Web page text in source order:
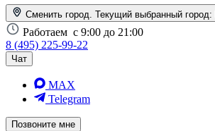
Сменить город. Текущий выбранный город:
Работаем с 9:00 до 21:00
8 (495) 225-99-22
Чат
MAX
Telegram
Позвоните мне